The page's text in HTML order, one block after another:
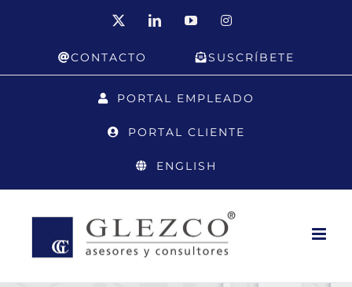
LinkedInYouTubeInstagram
CONTACTO SUSCRÍBETE
PORTAL EMPLEADO
PORTAL CLIENTE
ENGLISH